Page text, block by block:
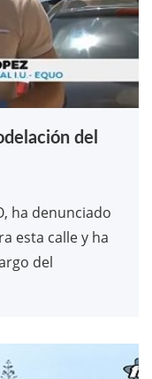
del
ha denunciado
esta calle y ha
del